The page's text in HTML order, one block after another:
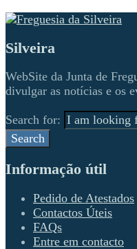
Silveira
WebSite da Junta de
divulgar as notícias e os
Search for:
Search
Informação útil
Pedido de Atestados
Contactos Úteis
FAQs
Entre em contacto